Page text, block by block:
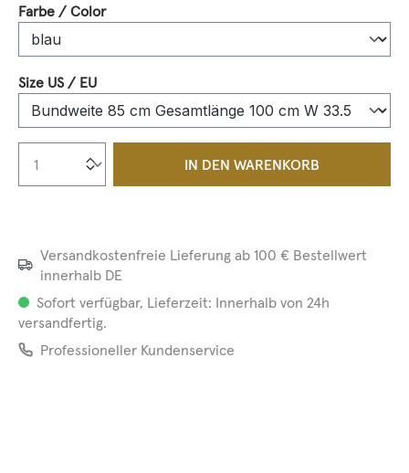
Farbe / Colorauswählen
Size US / EUauswählen
Produkt Anzahl: Gib den
IN DEN WARENKORB
Versandkostenfreie Lieferung ab 100 € Bestellwert
innerhalb DE
Sofort verfügbar, Lieferzeit: Innerhalb von 24h
versandfertig.
Professioneller Kundenservice